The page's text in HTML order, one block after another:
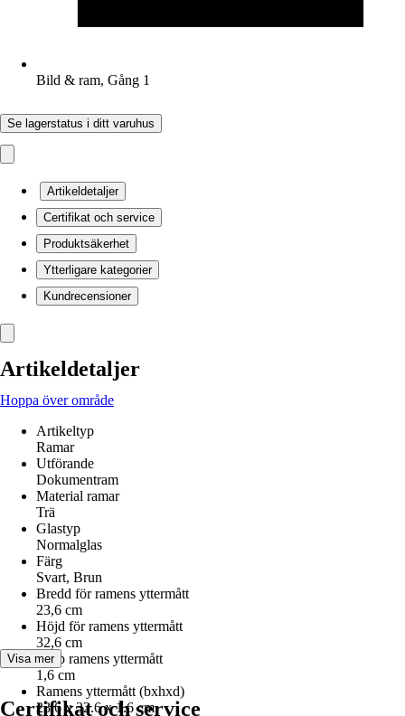
Bild & ram, Gång 1
Se lagerstatus i ditt varuhus
Artikeldetaljer
Certifikat och service
Produktsäkerhet
Ytterligare kategorier
Kundrecensioner
Artikeldetaljer
Hoppa över område
Artikeltyp
Ramar
Utförande
Dokumentram
Material ramar
Trä
Glastyp
Normalglas
Färg
Svart, Brun
Bredd för ramens yttermått
23,6 cm
Höjd för ramens yttermått
32,6 cm
Djup ramens yttermått
1,6 cm
Ramens yttermått (bxhxd)
23.6 x 32.6 x 1.6 cm
Visa mer
Certifikat och service